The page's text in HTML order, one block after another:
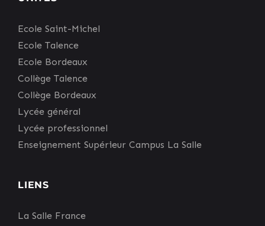
Ecole Saint-Michel
Ecole Talence
Ecole Bordeaux
Collège Talence
Collège Bordeaux
Lycée général
Lycée professionnel
Enseignement Supérieur Campus La Salle
LIENS
La Salle France